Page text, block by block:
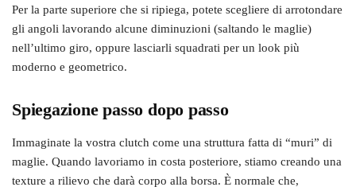
Per la parte superiore che si ripiega, potete scegliere di arrotondare
gli angoli lavorando alcune diminuzioni (saltando le maglie)
nell’ultimo giro, oppure lasciarli squadrati per un look più
moderno e geometrico.
Spiegazione passo dopo passo
Immaginate la vostra clutch come una struttura fatta di “muri” di
maglie. Quando lavoriamo in costa posteriore, stiamo creando una
texture a rilievo che darà corpo alla borsa. È normale che,